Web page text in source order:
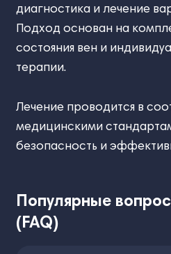
диагностика и лечение
Подход основан на
состояния вен и
терапии.
Лечение проводится в
медицинскими
безопасность и
Популярные
(FAQ)